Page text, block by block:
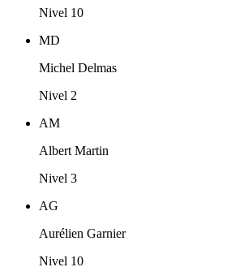
Nivel 10
MD
Michel Delmas
Nivel 2
AM
Albert Martin
Nivel 3
AG
Aurélien Garnier
Nivel 10